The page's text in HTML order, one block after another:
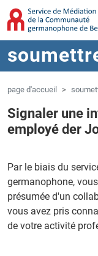
Aller au contenu
Sauter à la navigation
page d'accueil
Signaler une
employé der
Par le biais du
germanophone,
présumée d'un
vous avez pris
de votre activité